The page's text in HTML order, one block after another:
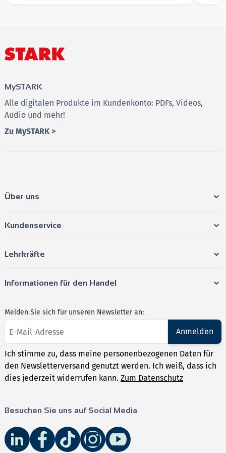
MySTARK
Alle digitalen Produkte im Kundenkonto: PDFs, Videos,
Audio und mehr!
Zu MySTARK >
Über uns
Kundenservice
Lehrkräfte
Informationen für den Handel
Melden Sie sich für unseren Newsletter an:
Anmelden
Ich stimme zu, dass meine personenbezogenen Daten für
den Newsletterversand genutzt werden. Ich weiß, dass ich
dies jederzeit widerrufen kann. Zum Datenschutz
Besuchen Sie uns auf Social Media